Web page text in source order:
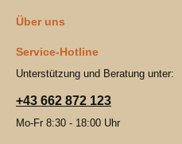
Über uns
Service-Hotline
Unterstützung und Beratung unter:
+43 662 872 123
Mo-Fr 8:30 - 18:00 Uhr